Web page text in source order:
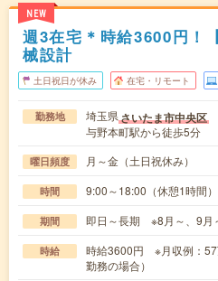
NEW
週3在宅＊時給3600円！
械設計
土日祝日が休み 在宅・リモート
勤務地 埼玉県さいたま市中央区
与野本町駅から徒歩5分
曜日頻度 月～金（土日祝休み）
時間 9:00～18:00（休憩1時間
期間 即日～長期 ※8月～、9月
時給
時給3600円 ※月収例：57
勤務の場合）